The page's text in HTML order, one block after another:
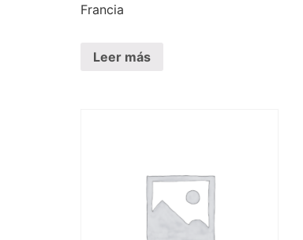
Francia
Leer más